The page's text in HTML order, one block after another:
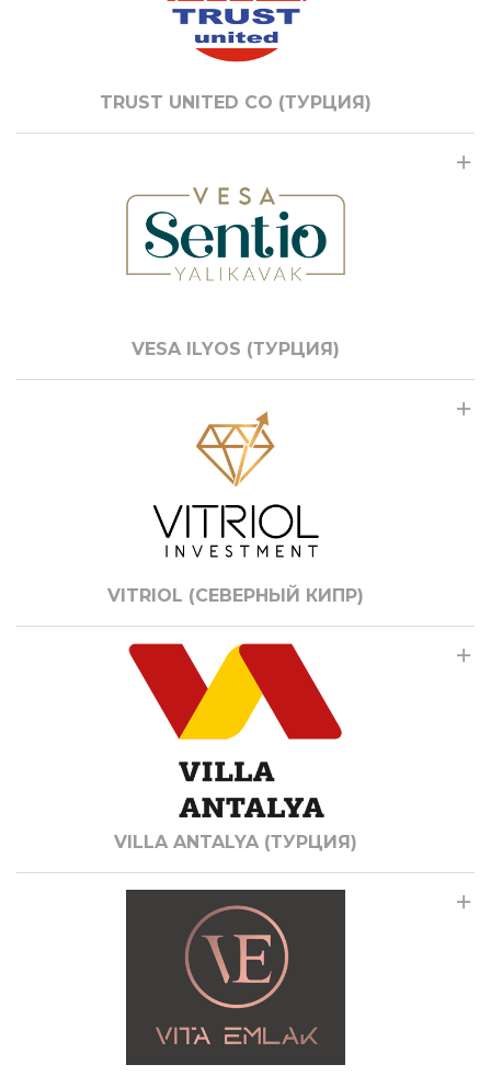
TRUST UNITED CO (ТУРЦИЯ)
VESA ILYOS (ТУРЦИЯ)
VITRIOL (СЕВЕРНЫЙ КИПР)
VILLA ANTALYA (ТУРЦИЯ)